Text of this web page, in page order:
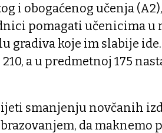
i obogaćenog učenja
pomagati učenicima u
gradiva koje im slabije
a u predmetnoj 175
smanjenju novčanih
da maknemo